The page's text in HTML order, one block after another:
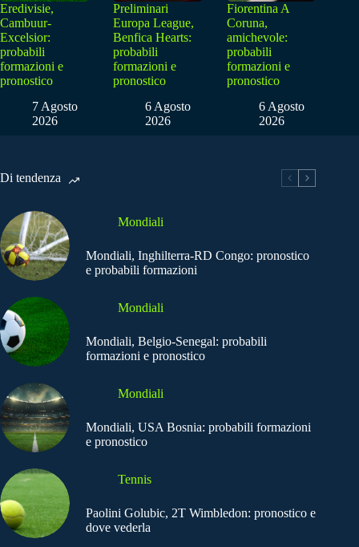
Eredivisie,
Cambuur-
Excelsior:
probabili
formazioni e
pronostico
7 Agosto
2026
Preliminari
Europa League,
Benfica Hearts:
probabili
formazioni e
pronostico
6 Agosto
2026
Fiorentina A
Coruna,
amichevole:
probabili
formazioni e
pronostico
6 Agosto
2026
Di tendenza
Mondiali
Mondiali, Inghilterra-RD Congo: pronostico
e probabili formazioni
Mondiali
Mondiali, Belgio-Senegal: probabili
formazioni e pronostico
Mondiali
Mondiali, USA Bosnia: probabili formazioni
e pronostico
Tennis
Paolini Golubic, 2T Wimbledon: pronostico e
dove vederla